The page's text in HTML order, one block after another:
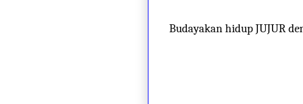
Budayakan hidup JUJUR